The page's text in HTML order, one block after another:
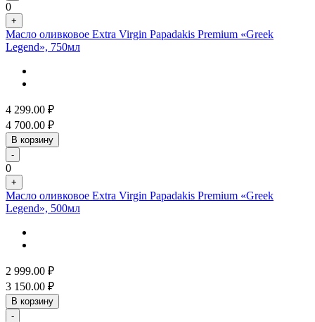
0
+
Масло оливковое Extra Virgin Papadakis Premium «Greek
Legend», 750мл
4 299.00 ₽
4 700.00 ₽
В корзину
-
0
+
Масло оливковое Extra Virgin Papadakis Premium «Greek
Legend», 500мл
2 999.00 ₽
3 150.00 ₽
В корзину
-